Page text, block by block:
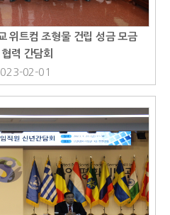
위트컴 조형물 건립 성금 모금
력 간담회
02-01